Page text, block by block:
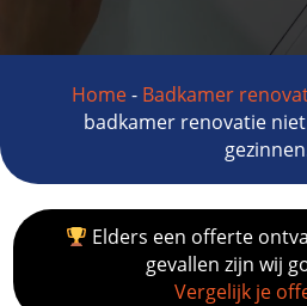
Home- Badkamer
badkamer renovatie
Elders een offerte
gevallen zijn wij
Vergelijk je